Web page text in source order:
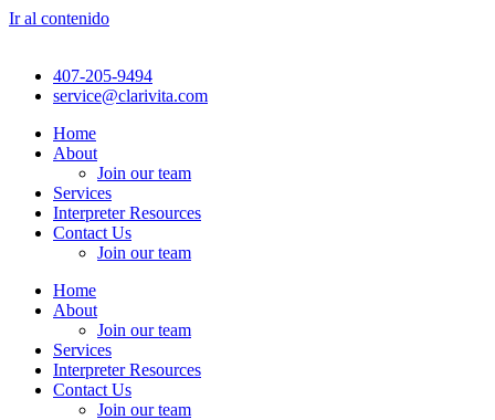
Ir al contenido
407-205-9494
service@clarivita.com
Home
About
Join our team​
Services
Interpreter Resources
Contact Us
Join our team​
Home
About
Join our team​
Services
Interpreter Resources
Contact Us
Join our team​